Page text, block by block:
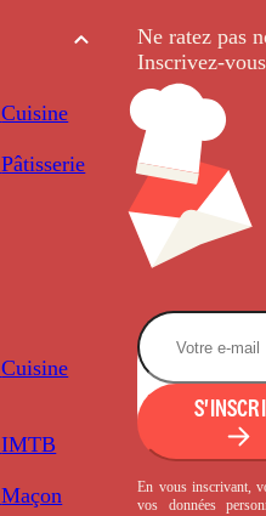
Cuisine
Pâtisserie
Cuisine
IMTB
Maçon
Ne ratez pas
Inscrivez-
En vous inscrivant,
vos données